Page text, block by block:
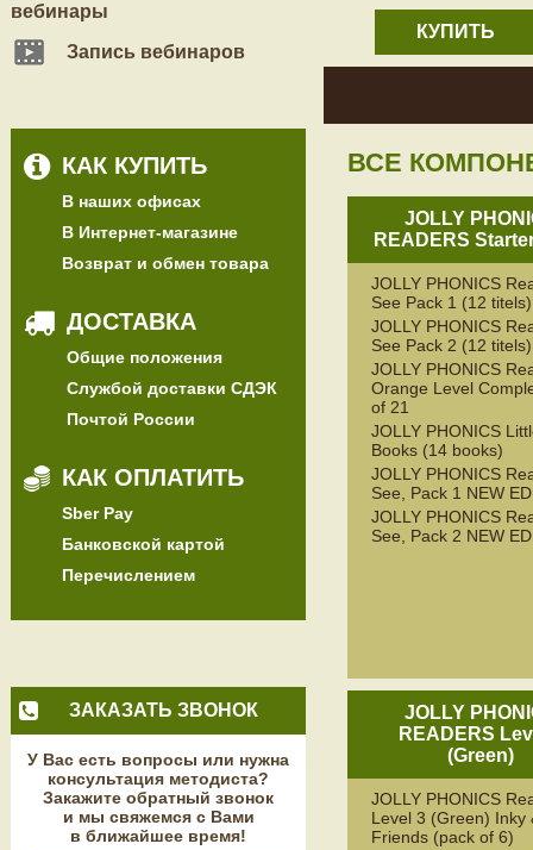
вебинары
Запись вебинаров
КАК КУПИТЬ
В наших офисах
В Интернет-магазине
Возврат и обмен товара
ДОСТАВКА
Общие положения
Службой доставки СДЭК
Почтой России
КАК ОПЛАТИТЬ
Sber Pay
Банковской картой
Перечислением
ЗАКАЗАТЬ ЗВОНОК
У Вас есть вопросы или нужна
консультация методиста?
Закажите обратный звонок
и мы свяжемся с Вами
в ближайшее время!
КУПИТЬ
ВСЕ
JOLLY
READERS
JOLLY PHONICS
See Pack 1 (12 titels)
JOLLY PHONICS
See Pack 2 (12 titels)
JOLLY PHONICS
Orange Level
of 21
JOLLY PHONICS
Books (14 books)
JOLLY PHONICS
See, Pack 1 NEW
JOLLY PHONICS
See, Pack 2 NEW
JOLLY
READERS
(Green)
JOLLY PHONICS
Level 3 (Green) Inky
Friends (pack of 6)